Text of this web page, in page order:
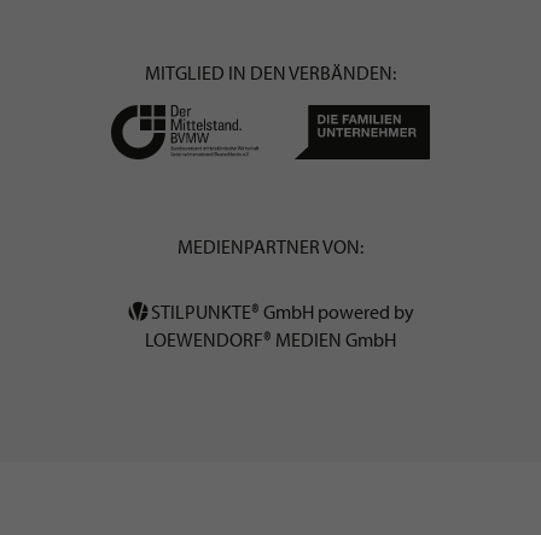
MITGLIED IN DEN VERBÄNDEN:
MEDIENPARTNER VON:
STILPUNKTE® GmbH powered by
LOEWENDORF® MEDIEN GmbH